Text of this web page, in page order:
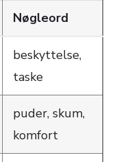
Nøgleord
beskyttelse,
taske
puder, skum,
komfort